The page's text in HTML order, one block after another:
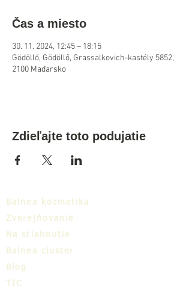
Čas a miesto
30. 11. 2024, 12:45 – 18:15
Gödöllő, Gödöllő, Grassalkovich-kastély 5852,
2100 Maďarsko
Zdieľajte toto podujatie
Balnea kozmetika
Zverejňovanie
Na stiahnutie
Balnea cluster
Blog
TIC